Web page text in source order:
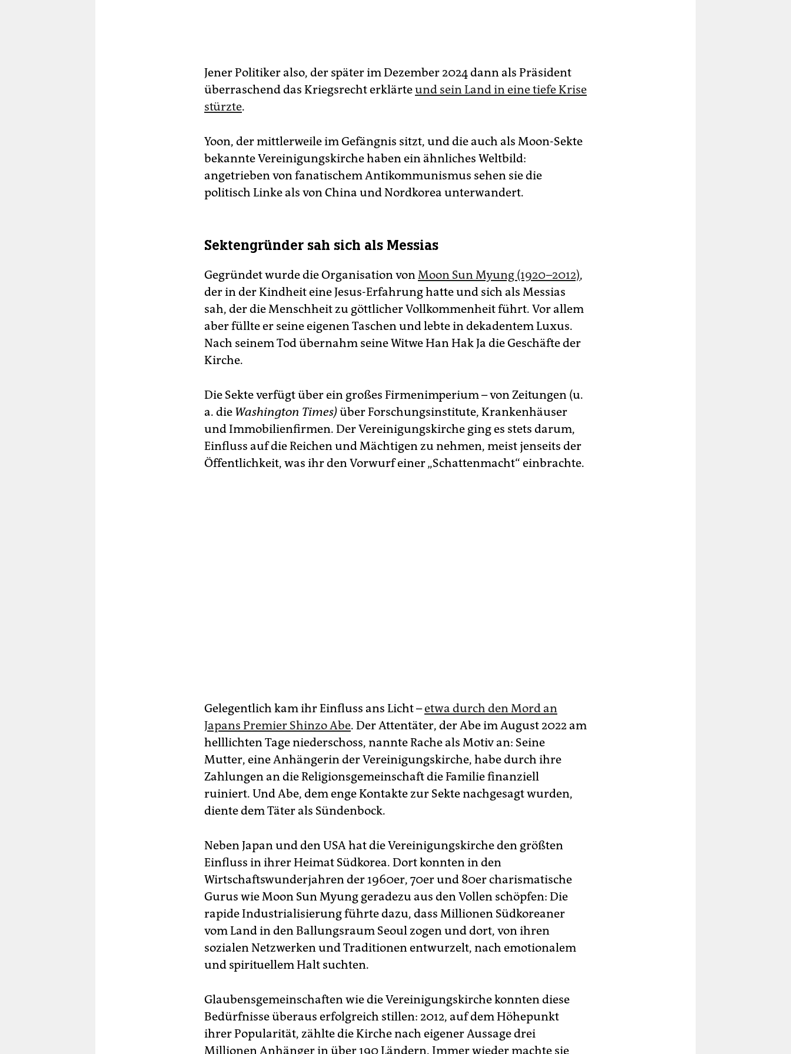
Jener Politiker also, der später im Dezember 2024 dann als Präsident
überraschend das Kriegsrecht erklärteund sein Land in eine tiefe Krise
stürzte.
Yoon, der mittlerweile im Gefängnis sitzt, und die auch als Moon-Sekte
bekannte Vereinigungskirche haben ein ähnliches Weltbild:
angetrieben von fanatischem Antikommunismus sehen sie die
politisch Linke als von China und Nordkorea unterwandert.
Sektengründer sah sich als Messias
Gegründet wurde die Organisation vonMoon Sun Myung (1920–2012),
der in der Kindheit eine Jesus-Erfahrung hatte und sich als Messias
sah, der die Menschheit zu göttlicher Vollkommenheit führt. Vor allem
aber füllte er seine eigenen Taschen und lebte in dekadentem Luxus.
Nach seinem Tod übernahm seine Witwe Han Hak Ja die Geschäfte der
Kirche.
Die Sekte verfügt über ein großes Firmenimperium – von Zeitungen (u.
a. die Washington Times) über Forschungsinstitute, Krankenhäuser
und Immobilienfirmen. Der Vereinigungskirche ging es stets darum,
Einfluss auf die Reichen und Mächtigen zu nehmen, meist jenseits der
Öffentlichkeit, was ihr den Vorwurf einer „Schattenmacht“ einbrachte.
Gelegentlich kam ihr Einfluss ans Licht –etwa durch den Mord an
Japans Premier Shinzo Abe. Der Attentäter, der Abe im August 2022 am
helllichten Tage niederschoss, nannte Rache als Motiv an: Seine
Mutter, eine Anhängerin der Vereinigungskirche, habe durch ihre
Zahlungen an die Religionsgemeinschaft die Familie finanziell
ruiniert. Und Abe, dem enge Kontakte zur Sekte nachgesagt wurden,
diente dem Täter als Sündenbock.
Neben Japan und den USA hat die Vereinigungskirche den größten
Einfluss in ihrer Heimat Südkorea. Dort konnten in den
Wirtschaftswunderjahren der 1960er, 70er und 80er charismatische
Gurus wie Moon Sun Myung geradezu aus den Vollen schöpfen: Die
rapide Industrialisierung führte dazu, dass Millionen Südkoreaner
vom Land in den Ballungsraum Seoul zogen und dort, von ihren
sozialen Netzwerken und Traditionen entwurzelt, nach emotionalem
und spirituellem Halt suchten.
Glaubensgemeinschaften wie die Vereinigungskirche konnten diese
Bedürfnisse überaus erfolgreich stillen: 2012, auf dem Höhepunkt
ihrer Popularität, zählte die Kirche nach eigener Aussage drei
Millionen Anhänger in über 190 Ländern. Immer wieder machte sie